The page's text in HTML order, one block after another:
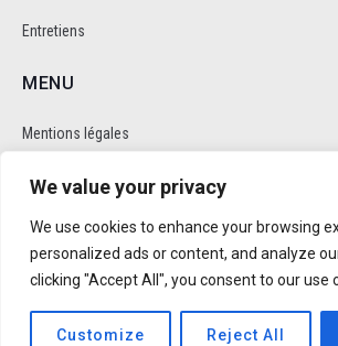
We value your privacy
We use cookies to enhance your browsing
personalized ads or content, and analyze
clicking "Accept All", you consent to our use
Customize Reject All
Entretiens
MENU
Mentions légales
Politique de cookie et de confidentalité
RÉSEAUX SOCIAUX